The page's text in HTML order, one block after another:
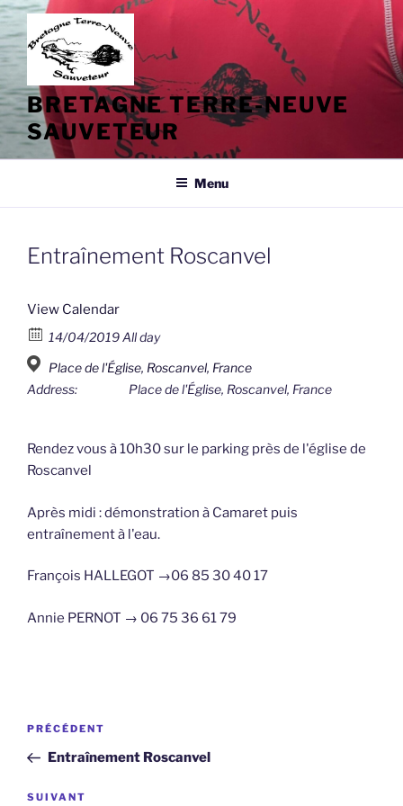
Aller
au
contenu
principal
BRETAGNE TERRE-NEUVE
SAUVETEUR
Menu
Entraînement Roscanvel
View Calendar
14/04/2019 All day
Place de l'Église, Roscanvel, France
Address:
Place de l'Église, Roscanvel, France
Rendez vous à 10h30 sur le parking près de l'église de
Roscanvel
Après midi : démonstration à Camaret puis
entraînement à l'eau.
François HALLEGOT →06 85 30 40 17
Annie PERNOT → 06 75 36 61 79
Navigation
l’article
Article
précédent
PRÉCÉDENT
Entraînement Roscanvel
Article
SUIVANT